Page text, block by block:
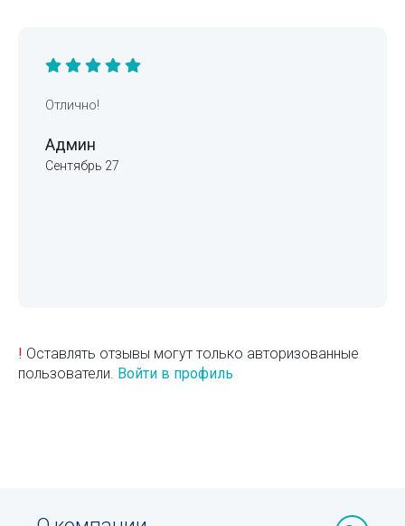
Отлично!
Админ
Сентябрь 27
! Оставлять отзывы могут только авторизованные
пользователи. Войти в профиль